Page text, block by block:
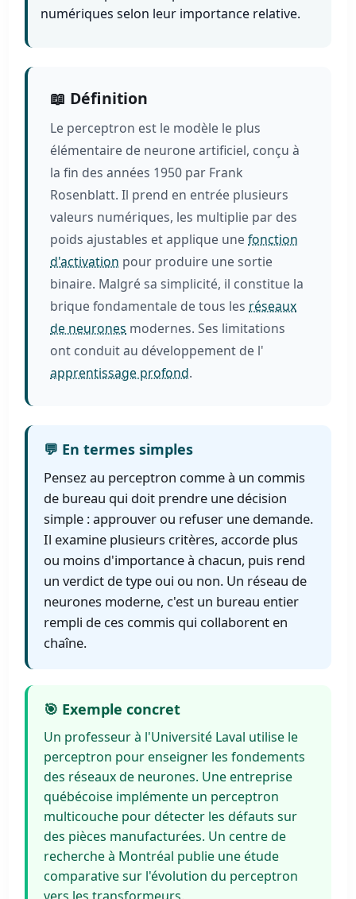
numériques selon leur importance relative.
📖 Définition
Le perceptron est le modèle le plus
élémentaire de neurone artificiel, conçu à
la fin des années 1950 par Frank
Rosenblatt. Il prend en entrée plusieurs
valeurs numériques, les multiplie par des
poids ajustables et applique unefonction
d'activation pour produire une sortie
binaire. Malgré sa simplicité, il constitue la
brique fondamentale de tous lesréseaux
de neurones modernes. Ses limitations
ont conduit au développement de l'
apprentissage profond.
💬 En termes simples
Pensez au perceptron comme à un commis
de bureau qui doit prendre une décision
simple : approuver ou refuser une demande.
Il examine plusieurs critères, accorde plus
ou moins d'importance à chacun, puis rend
un verdict de type oui ou non. Un réseau de
neurones moderne, c'est un bureau entier
rempli de ces commis qui collaborent en
chaîne.
🎯 Exemple concret
Un professeur à l'Université Laval utilise le
perceptron pour enseigner les fondements
des réseaux de neurones. Une entreprise
québécoise implémente un perceptron
multicouche pour détecter les défauts sur
des pièces manufacturées. Un centre de
recherche à Montréal publie une étude
comparative sur l'évolution du perceptron